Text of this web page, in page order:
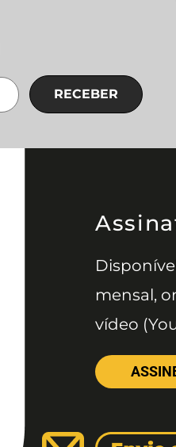
RECEBER
mensal,
vídeo